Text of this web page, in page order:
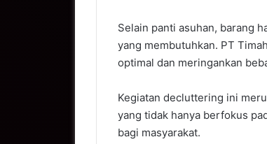
Selain panti asuhan, barang
yang membutuhkan. PT
optimal dan meringankan
Kegiatan decluttering ini
yang tidak hanya berfokus
bagi masyarakat.